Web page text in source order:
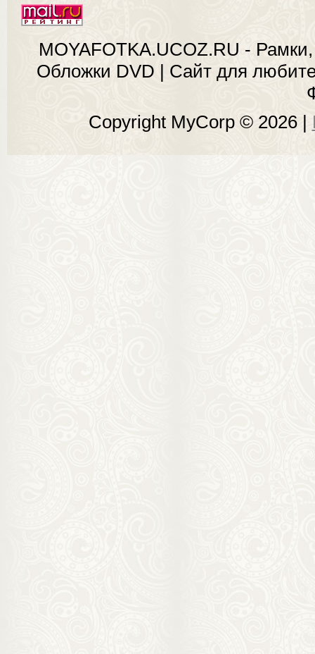
MOYAFOTKA.UCOZ.RU -
Обложки DVD | Сайт для
Copyright MyCorp © 2026 |